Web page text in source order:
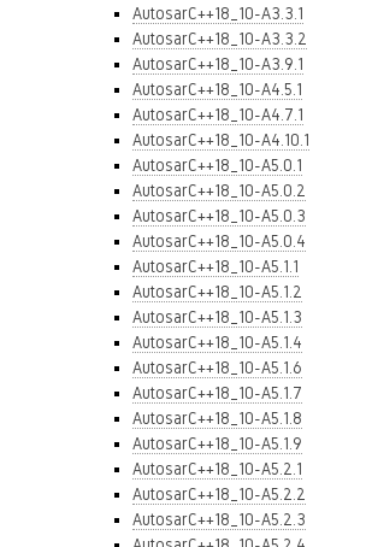
AutosarC++18_10-A3.3.1
AutosarC++18_10-A3.3.2
AutosarC++18_10-A3.9.1
AutosarC++18_10-A4.5.1
AutosarC++18_10-A4.7.1
AutosarC++18_10-A4.10.1
AutosarC++18_10-A5.0.1
AutosarC++18_10-A5.0.2
AutosarC++18_10-A5.0.3
AutosarC++18_10-A5.0.4
AutosarC++18_10-A5.1.1
AutosarC++18_10-A5.1.2
AutosarC++18_10-A5.1.3
AutosarC++18_10-A5.1.4
AutosarC++18_10-A5.1.6
AutosarC++18_10-A5.1.7
AutosarC++18_10-A5.1.8
AutosarC++18_10-A5.1.9
AutosarC++18_10-A5.2.1
AutosarC++18_10-A5.2.2
AutosarC++18_10-A5.2.3